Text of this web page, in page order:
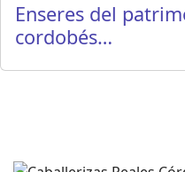
Enseres del
cordobés…